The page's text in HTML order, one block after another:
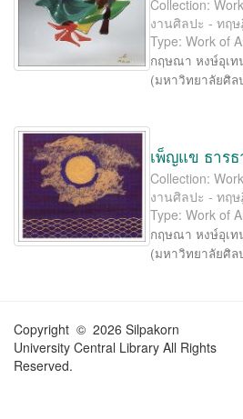
Collection:
งานศิลปะ - ทฤ
Type: Work of
กฤษณา หงษ์อุเท
(มหาวิทยาลัยศิล
เพ็ญแข ธาร
Collection:
งานศิลปะ - ทฤ
Type: Work of
กฤษณา หงษ์อุเท
(มหาวิทยาลัยศิล
Copyright © 2026 Silpakorn
University Central Library All Rights
Reserved.